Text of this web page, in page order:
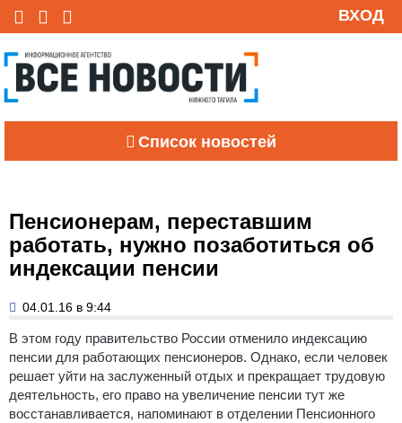
ВХОД
Список новостей
Пенсионерам, переставшим
работать, нужно позаботиться об
индексации пенсии
04.01.16 в 9:44
В этом году правительство России отменило индексацию
пенсии для работающих пенсионеров. Однако, если человек
решает уйти на заслуженный отдых и прекращает трудовую
деятельность, его право на увеличение пенсии тут же
восстанавливается, напоминают в отделении Пенсионного